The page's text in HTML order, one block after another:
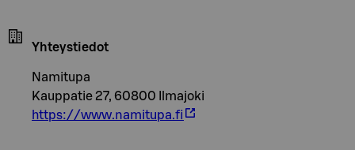
Yhteystiedot
Namitupa
Kauppatie 27, 60800 Ilmajoki
https://www.namitupa.fi